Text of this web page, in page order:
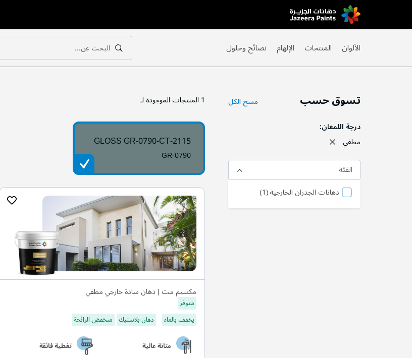
Skip
to
بحث
البحث عن...
بحث الألوان المنتجات الإلهام نصائح وحلول
1 المنتجات الموجودة لـ
GLOSS GR-0790-CT-2115
GR-0790
مكسيم مت | دهان سادة خارجي مطفي
متوفر
يخفف بالماء
دهان بلاستيك منخفض الرائحة
متانة عالية تغطية فائقة
تسوق حسب
درجة اللمعان
مطفي
مسح الكل
الفئة
دهانات الجدران الخارجية 1المنتج